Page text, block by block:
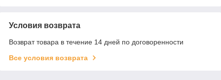
Условия возврата
Возврат товара в течение 14 дней по договоренности
Все условия возврата